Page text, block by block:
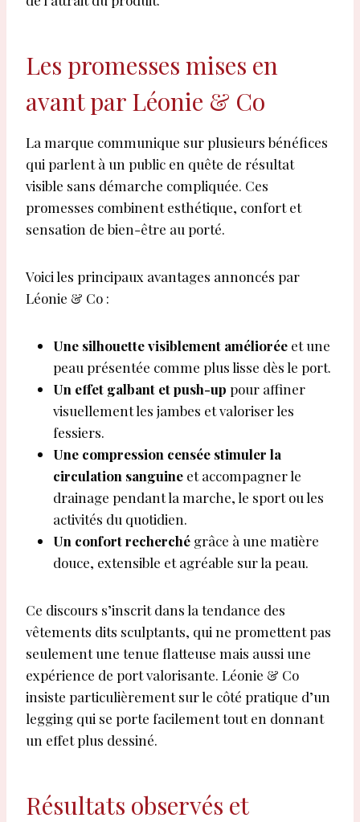
Les promesses mises en
avant par Léonie & Co
La marque communique sur plusieurs bénéfices
qui parlent à un public en quête de résultat
visible sans démarche compliquée. Ces
promesses combinent esthétique, confort et
sensation de bien-être au porté.
Voici les principaux avantages annoncés par
Léonie & Co :
Une silhouette visiblement améliorée et une
peau présentée comme plus lisse dès le port.
Un effet galbant et push-up pour affiner
visuellement les jambes et valoriser les
fessiers.
Une compression censée stimuler la
circulation sanguine et accompagner le
drainage pendant la marche, le sport ou les
activités du quotidien.
Un confort recherché grâce à une matière
douce, extensible et agréable sur la peau.
Ce discours s’inscrit dans la tendance des
vêtements dits sculptants, qui ne promettent pas
seulement une tenue flatteuse mais aussi une
expérience de port valorisante. Léonie & Co
insiste particulièrement sur le côté pratique d’un
legging qui se porte facilement tout en donnant
un effet plus dessiné.
Résultats observés et